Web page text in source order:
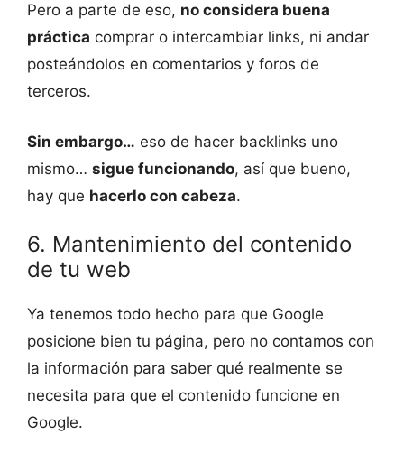
Pero a parte de eso, no considera buena
práctica comprar o intercambiar links, ni andar
posteándolos en comentarios y foros de
terceros.
Sin embargo… eso de hacer backlinks uno
mismo… sigue funcionando, así que bueno,
hay que hacerlo con cabeza.
6. Mantenimiento del contenido
de tu web
Ya tenemos todo hecho para que Google
posicione bien tu página, pero no contamos con
la información para saber qué realmente se
necesita para que el contenido funcione en
Google.